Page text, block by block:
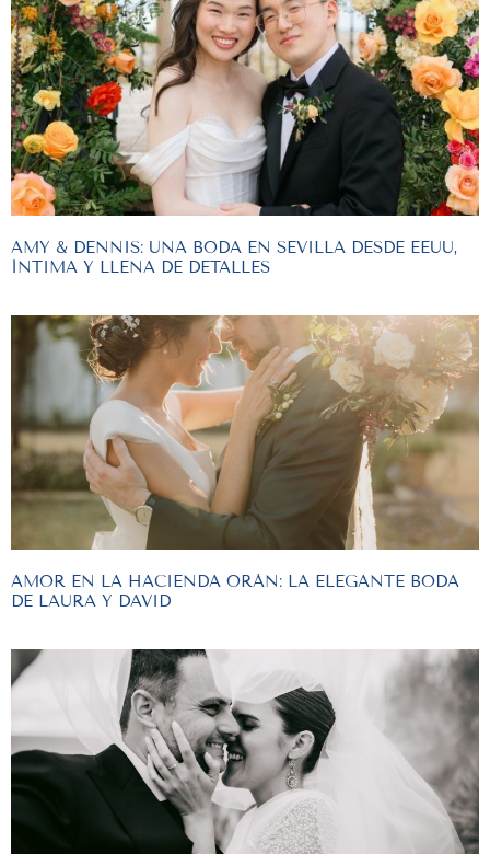
AMY & DENNIS: UNA BODA EN SEVILLA DESDE EEUU,
ÍNTIMA Y LLENA DE DETALLES
AMOR EN LA HACIENDA ORÁN: LA ELEGANTE BODA
DE LAURA Y DAVID